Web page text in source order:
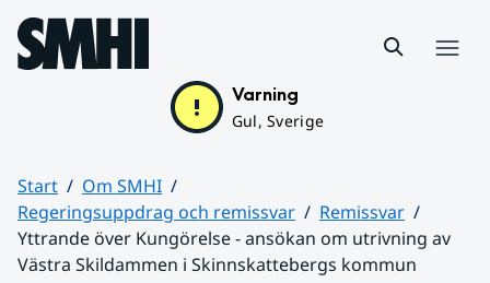
Hoppa till sidans innehåll
Varning
Gul, Sverige
Start
Om SMHI
Regeringsuppdrag och remissvar
Remissvar
Yttrande över Kungörelse - ansökan om utrivning av
Västra Skildammen i Skinnskattebergs kommun